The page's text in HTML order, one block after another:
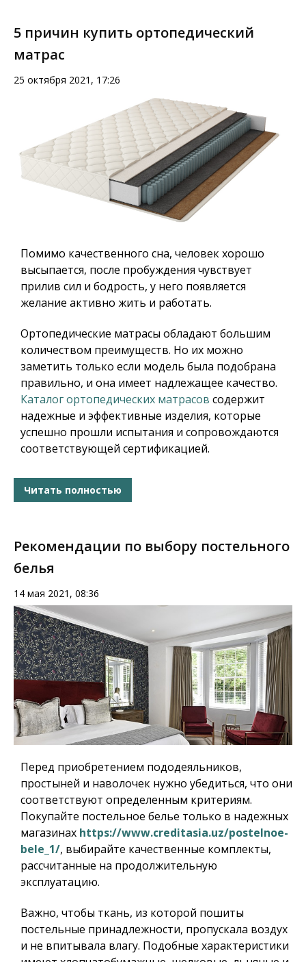
5 причин купить ортопедический
матрас
25 октября 2021, 17:26
Помимо качественного сна, человек хорошо
высыпается, после пробуждения чувствует
прилив сил и бодрость, у него появляется
желание активно жить и работать.
Ортопедические матрасы обладают большим
количеством преимуществ. Но их можно
заметить только если модель была подобрана
правильно, и она имеет надлежащее качество.
Каталог ортопедических матрасов содержит
надежные и эффективные изделия, которые
успешно прошли испытания и сопровождаются
соответствующей сертификацией.
Читать полностью
Рекомендации по выбору постельного
белья
14 мая 2021, 08:36
Перед приобретением пододеяльников,
простыней и наволочек нужно убедиться, что они
соответствуют определенным критериям.
Покупайте постельное белье только в надежных
магазинах https://www.creditasia.uz/postelnoe-
bele_1/, выбирайте качественные комплекты,
рассчитанные на продолжительную
эксплуатацию.
Важно, чтобы ткань, из которой пошиты
постельные принадлежности, пропускала воздух
и не впитывала влагу. Подобные характеристики